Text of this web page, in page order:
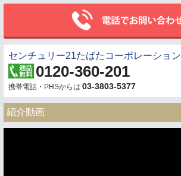
センチュリー21たばたコーポレーション
0120-360-201
携帯電話・PHSからは 03-3803-5377
紹介動画